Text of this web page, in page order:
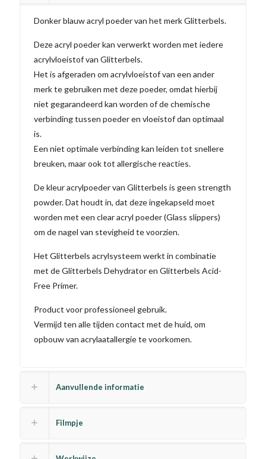
Donker blauw acryl poeder van het merk Glitterbels.
Deze acryl poeder kan verwerkt worden met iedere
acrylvloeistof van Glitterbels.
Het is afgeraden om acrylvloeistof van een ander
merk te gebruiken met deze poeder, omdat hierbij
niet gegarandeerd kan worden of de chemische
verbinding tussen poeder en vloeistof dan optimaal
is.
Een niet optimale verbinding kan leiden tot snellere
breuken, maar ook tot allergische reacties.
De kleur acrylpoeder van Glitterbels is geen strength
powder. Dat houdt in, dat deze ingekapseld moet
worden met een clear acryl poeder (Glass slippers)
om de nagel van stevigheid te voorzien.
Het Glitterbels acrylsysteem werkt in combinatie
met de Glitterbels Dehydrator en Glitterbels Acid-
Free Primer.
Product voor professioneel gebruik.
Vermijd ten alle tijden contact met de huid, om
opbouw van acrylaatallergie te voorkomen.
Aanvullende informatie
Filmpje